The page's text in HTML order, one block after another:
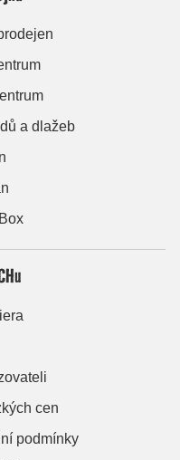
a dlažeb
cen
podmínky